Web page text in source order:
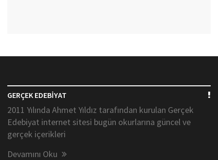
GERÇEK EDEBİYAT
2011 Yılında Ahmet Yıldız tarafından kurulan Gerçek
Edebiyat internet sitesi bugün okurlarına güncel ve
gerçek içerikleri
Devamını Oku